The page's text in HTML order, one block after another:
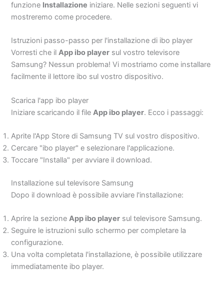
funzione Installazione iniziare. Nelle sezioni seguenti vi
mostreremo come procedere.
Istruzioni passo-passo per l'installazione di ibo player
Vorresti che ilApp ibo player sul vostro televisore
Samsung? Nessun problema! Vi mostriamo come installare
facilmente il lettore ibo sul vostro dispositivo.
Scarica l'app ibo player
Iniziare scaricando il fileApp ibo player. Ecco i passaggi:
Aprite l'App Store di Samsung TV sul vostro dispositivo.
Cercare "ibo player" e selezionare l'applicazione.
Toccare "Installa" per avviare il download.
Installazione sul televisore Samsung
Dopo il download è possibile avviare l'installazione:
Aprire la sezioneApp ibo player sul televisore Samsung.
Seguire le istruzioni sullo schermo per completare la
configurazione.
Una volta completata l'installazione, è possibile utilizzare
immediatamente ibo player.